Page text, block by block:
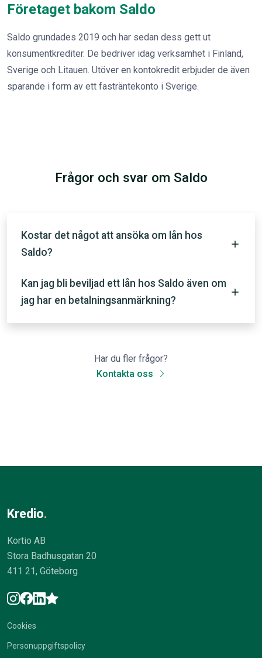
Företaget bakom Saldo
Saldo grundades 2019 och har sedan dess gett ut
konsumentkrediter. De bedriver idag verksamhet i Finland,
Sverige och Litauen. Utöver en kontokredit erbjuder de även
sparande i form av ett fasträntekonto i Sverige.
Frågor och svar om Saldo
Kostar det något att ansöka om lån hos
Saldo?
Kan jag bli beviljad ett lån hos Saldo även om
jag har en betalningsanmärkning?
Har du fler frågor?
Kontakta oss
Kredio.
Kortio AB
Stora Badhusgatan 20
411 21, Göteborg
Cookies
Personuppgiftspolicy